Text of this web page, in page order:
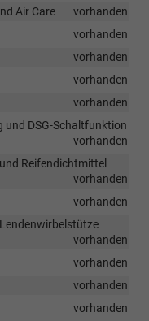
Air Care
vorhanden
vorhanden
vorhanden
vorhanden
vorhanden
DSG-Schaltfunktion
vorhanden
Reifendichtmittel
vorhanden
vorhanden
vorhanden
vorhanden
vorhanden
vorhanden